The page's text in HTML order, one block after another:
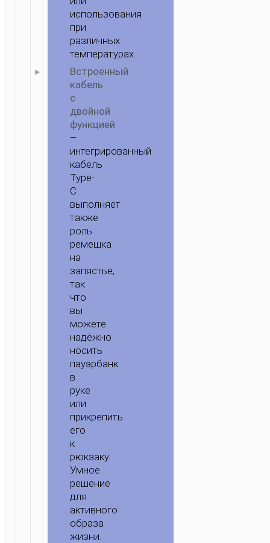
использования
при
различных
температурах.
Встроенный
кабель
с
двойной
функцией
–
интегрированный
кабель
Type-
C
выполняет
также
роль
ремешка
на
запястье,
так
что
вы
можете
надёжно
носить
пауэрбанк
в
руке
или
прикрепить
его
к
рюкзаку.
Умное
решение
для
активного
образа
жизни.